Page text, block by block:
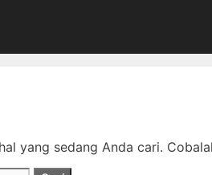
yang sedang Anda cari.